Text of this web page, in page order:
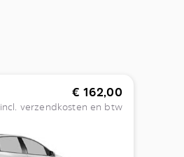
€ 162,00
incl. verzendkosten en btw